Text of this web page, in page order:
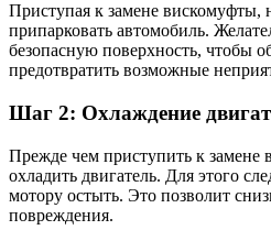
Приступая к замене вискомуфты,
припарковать автомобиль.
безопасную поверхность, чтобы
предотвратить возможные
Шаг 2: Охлаждение
Прежде чем приступить к замене
охладить двигатель. Для этого
мотору остыть. Это позволит
повреждения.